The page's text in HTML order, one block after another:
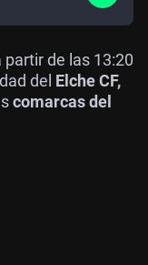
partir de las 13:20
del Elche CF,
comarcas del